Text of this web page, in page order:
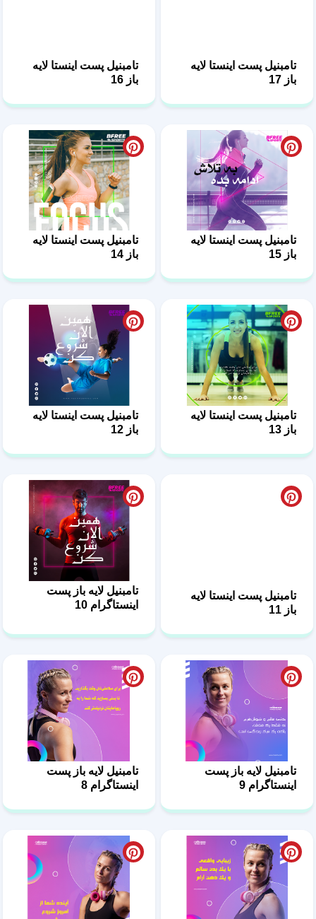
باز 17
باز 16
تامبنیل پست اینستا لایه
باز 15
تامبنیل پست اینستا لایه
باز 14
تامبنیل پست اینستا لایه
باز 13
تامبنیل پست اینستا لایه
باز 12
باز 11
تامبنیل لایه باز پست
اینستاگرام 10
تامبنیل لایه باز پست
اینستاگرام 9
تامبنیل لایه باز پست
اینستاگرام 8